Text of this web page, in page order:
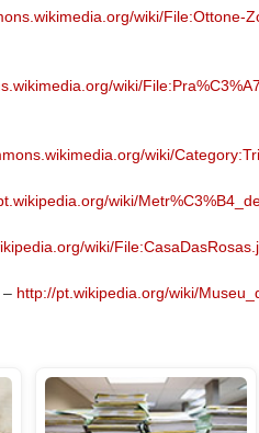
wiki/File:Ottone-
wiki/
wiki/
wiki/
wiki/
– http://pt.wikipedia.org/wiki/